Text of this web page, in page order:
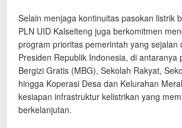
Selain menjaga kontinuitas pasokan listrik
PLN UID Kalselteng juga berkomitmen
program prioritas pemerintah yang sejalan
Presiden Republik Indonesia, di antaranya
Bergizi Gratis (MBG), Sekolah Rakyat,
hingga Koperasi Desa dan Kelurahan
kesiapan infrastruktur kelistrikan yang
berkelanjutan.